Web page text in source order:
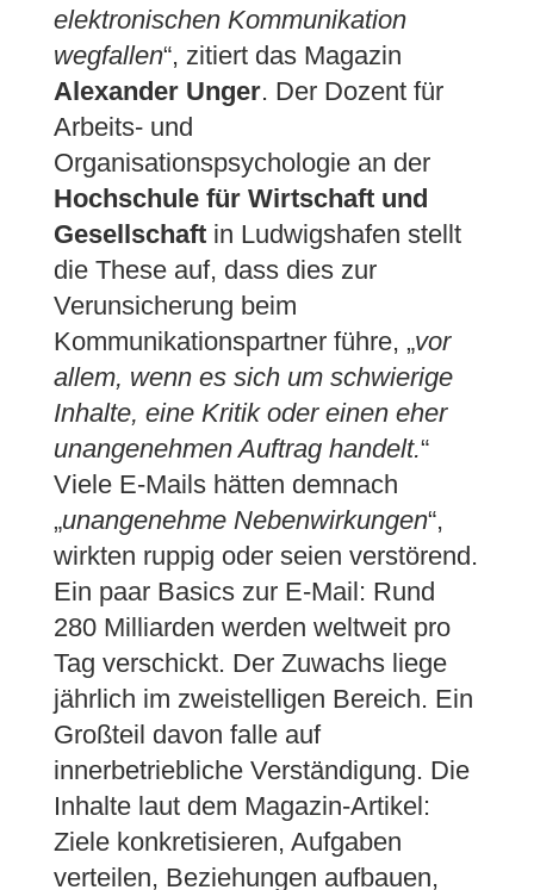
elektronischen Kommunikation
wegfallen“, zitiert das Magazin
Alexander Unger. Der Dozent für
Arbeits- und
Organisationspsychologie an der
Hochschule für Wirtschaft und
Gesellschaftin Ludwigshafen stellt
die These auf, dass dies zur
Verunsicherung beim
Kommunikationspartner führe, „vor
allem, wenn es sich um schwierige
Inhalte, eine Kritik oder einen eher
unangenehmen Auftrag handelt.“
Viele E-Mails hätten demnach
„unangenehme Nebenwirkungen“,
wirkten ruppig oder seien verstörend.
Ein paar Basics zur E-Mail: Rund
280 Milliarden werden weltweit pro
Tag verschickt. Der Zuwachs liege
jährlich im zweistelligen Bereich. Ein
Großteil davon falle auf
innerbetriebliche Verständigung. Die
Inhalte laut dem Magazin-Artikel:
Ziele konkretisieren, Aufgaben
verteilen, Beziehungen aufbauen,